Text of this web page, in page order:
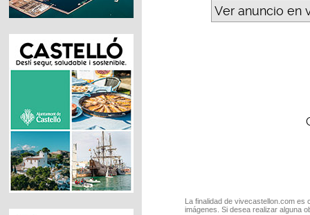
Ver anuncio en
La finalidad de vivecastellon.com
imágenes. Si desea realizar alguna